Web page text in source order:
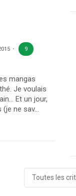
9
mangas
Je voulais
Et un jour,
ne sav...
Toutes les